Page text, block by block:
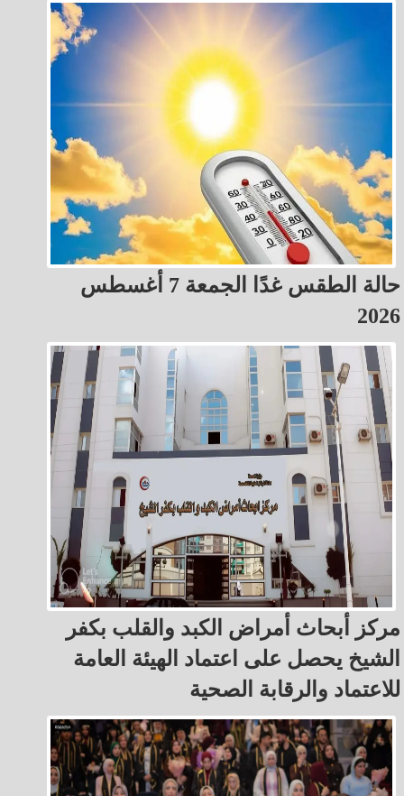
حالة الطقس غدًا الجمعة 7 أغسطس
2026
مركز أبحاث أمراض الكبد والقلب بكفر
الشيخ يحصل على اعتماد الهيئة العامة
للاعتماد والرقابة الصحية